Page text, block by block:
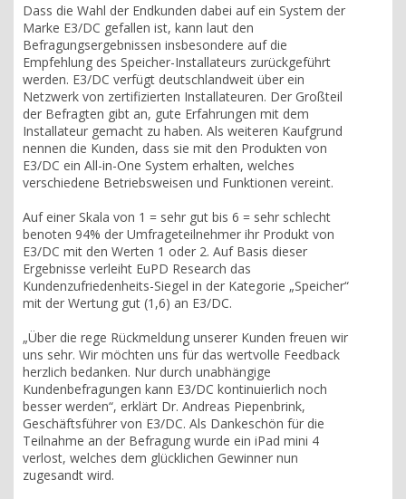
Dass die Wahl der Endkunden dabei auf ein System der
Marke E3/DC gefallen ist, kann laut den
Befragungsergebnissen insbesondere auf die
Empfehlung des Speicher-Installateurs zurückgeführt
werden. E3/DC verfügt deutschlandweit über ein
Netzwerk von zertifizierten Installateuren. Der Großteil
der Befragten gibt an, gute Erfahrungen mit dem
Installateur gemacht zu haben. Als weiteren Kaufgrund
nennen die Kunden, dass sie mit den Produkten von
E3/DC ein All-in-One System erhalten, welches
verschiedene Betriebsweisen und Funktionen vereint.
Auf einer Skala von 1 = sehr gut bis 6 = sehr schlecht
benoten 94% der Umfrageteilnehmer ihr Produkt von
E3/DC mit den Werten 1 oder 2. Auf Basis dieser
Ergebnisse verleiht EuPD Research das
Kundenzufriedenheits-Siegel in der Kategorie „Speicher“
mit der Wertung gut (1,6) an E3/DC.
„Über die rege Rückmeldung unserer Kunden freuen wir
uns sehr. Wir möchten uns für das wertvolle Feedback
herzlich bedanken. Nur durch unabhängige
Kundenbefragungen kann E3/DC kontinuierlich noch
besser werden“, erklärt Dr. Andreas Piepenbrink,
Geschäftsführer von E3/DC. Als Dankeschön für die
Teilnahme an der Befragung wurde ein iPad mini 4
verlost, welches dem glücklichen Gewinner nun
zugesandt wird.